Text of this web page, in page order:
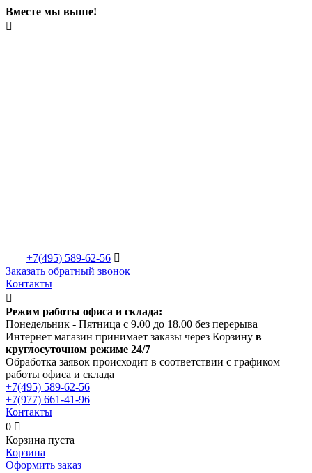
Вместе мы выше!

+7(495) 589-62-56 
Заказать обратный звонок
Контакты

Режим работы офиса и склада:
Понедельник - Пятница с 9.00 до 18.00 без перерыва
Интернет магазин принимает заказы через Корзину в
круглосуточном режиме 24/7
Обработка заявок происходит в соответствии с графиком
работы офиса и склада
+7(495) 589-62-56
+7(977) 661-41-96
Контакты
0 
Корзина пуста
Корзина
Оформить заказ